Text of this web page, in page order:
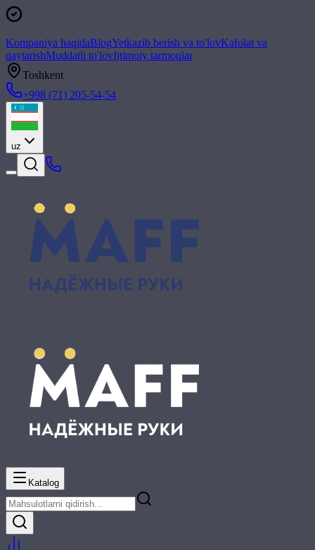
Kompaniya haqidaBlogYetkazib berish va to'lovKafolat va
qaytarishMuddatli to'lovIjtimoiy tarmoqlar
Toshkent
+998 (71) 205-54-54
uz
Katalog